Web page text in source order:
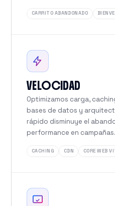
CARRITO ABANDONADO
VELOCIDAD
Optimizamos carga,
bases de datos y
rápido disminuye el
performance en campañas.
CACHING CDN CORE WEB